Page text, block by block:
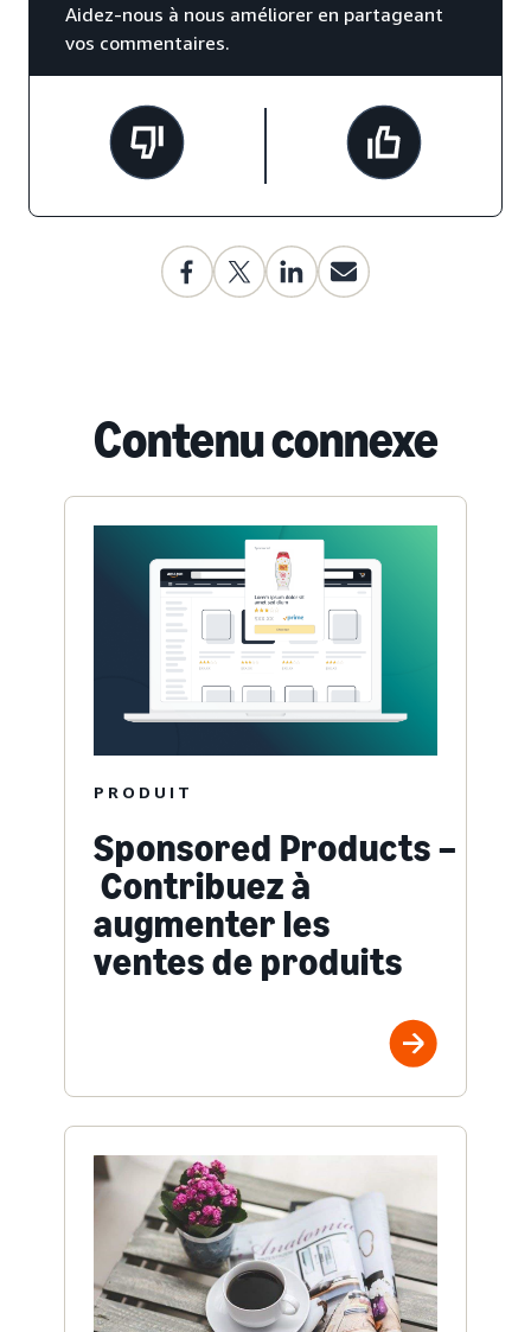
Aidez-nous à nous améliorer en partageant
vos commentaires.
Contenu connexe
PRODUIT
Sponsored Products –
Contribuez à
augmenter les
ventes de produits